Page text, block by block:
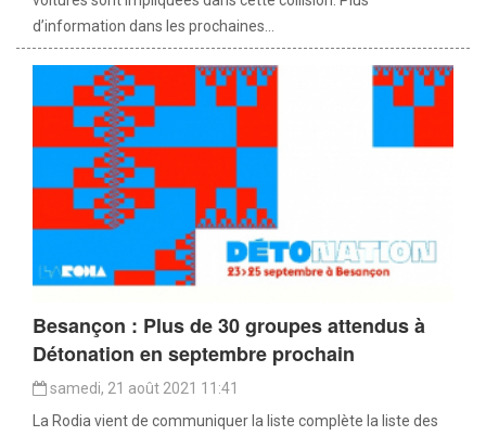
d’information dans les prochaines...
Besançon : Plus de 30 groupes attendus à
Détonation en septembre prochain
samedi, 21 août 2021 11:41
La Rodia vient de communiquer la liste complète la liste des